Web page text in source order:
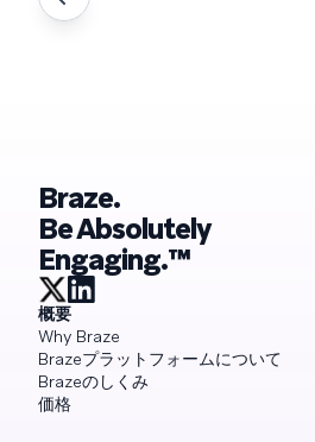
Braze.
Be Absolutely
Engaging.™
概要
Why Braze
Brazeプラットフォームについて
Brazeのしくみ
価格